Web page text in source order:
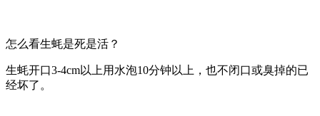
怎么看生蚝是死是活？
生蚝开口3-4cm以上用水泡10分钟以上，也不闭口或臭掉的已
经坏了。